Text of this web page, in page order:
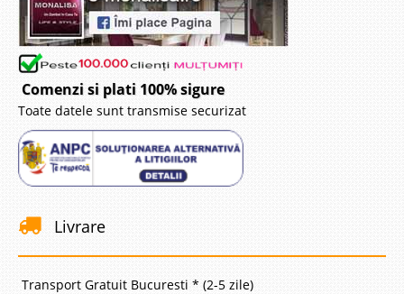
Comenzi si plati 100% sigure
Toate datele sunt transmise securizat
Livrare
Transport Gratuit Bucuresti * (2-5 zile)